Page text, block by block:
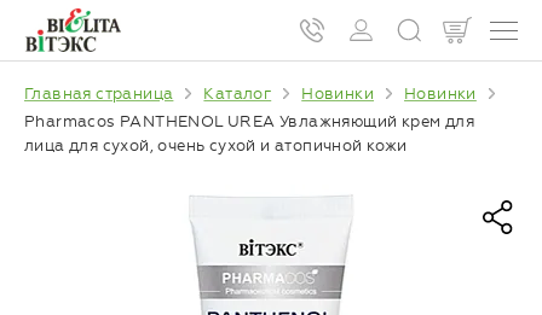
Главная страница Каталог Новинки
Новинки
Pharmacos PANTHENOL UREA Увлажняющий крем для
лица для сухой, очень сухой и атопичной кожи